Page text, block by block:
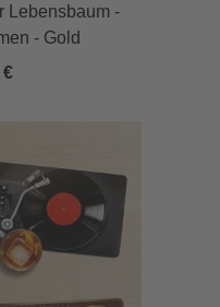
Lebensbaum -
- Gold
€